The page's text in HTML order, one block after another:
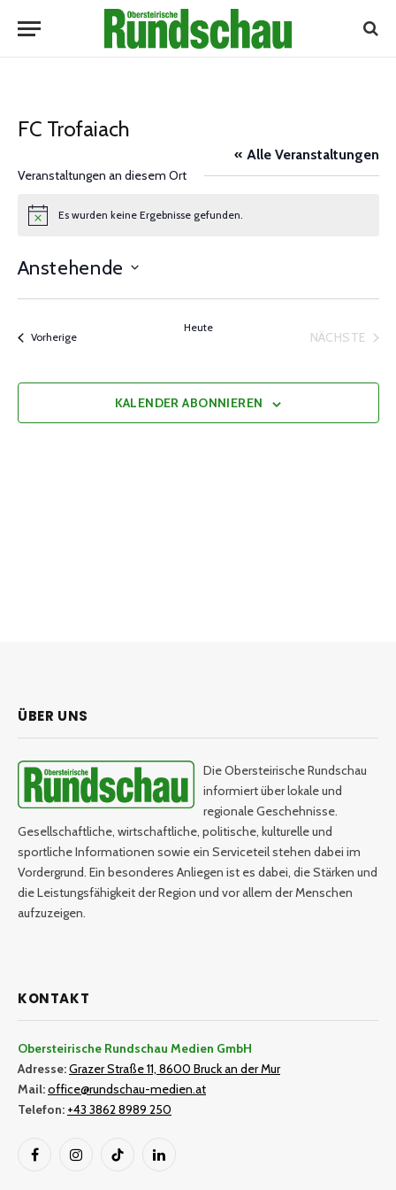
FC Trofaiach
« Alle Veranstaltungen
Veranstaltungen an diesem Ort
Notice Es wurden keine Ergebnisse gefunden.
Anstehende
VorherigeVeranstaltungen
Heute
NÄCHSTE
KALENDER ABONNIEREN
ÜBER UNS
Die Obersteirische Rundschau
informiert über lokale und
regionale Geschehnisse.
Gesellschaftliche, wirtschaftliche, politische, kulturelle und
sportliche Informationen sowie ein Serviceteil stehen dabei im
Vordergrund. Ein besonderes Anliegen ist es dabei, die Stärken und
die Leistungsfähigkeit der Region und vor allem der Menschen
aufzuzeigen.
KONTAKT
Obersteirische Rundschau Medien GmbH
Adresse:Grazer Straße 11, 8600 Bruck an der Mur
Mail:office@rundschau-medien.at
Telefon: +43 3862 8989 250
FacebookInstagramTikTok LinkedIn